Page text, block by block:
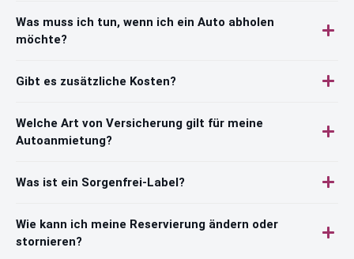
Was muss ich tun, wenn ich ein Auto abholen
möchte?
Gibt es zusätzliche Kosten?
Welche Art von Versicherung gilt für meine
Autoanmietung?
Was ist ein Sorgenfrei-Label?
Wie kann ich meine Reservierung ändern oder
stornieren?